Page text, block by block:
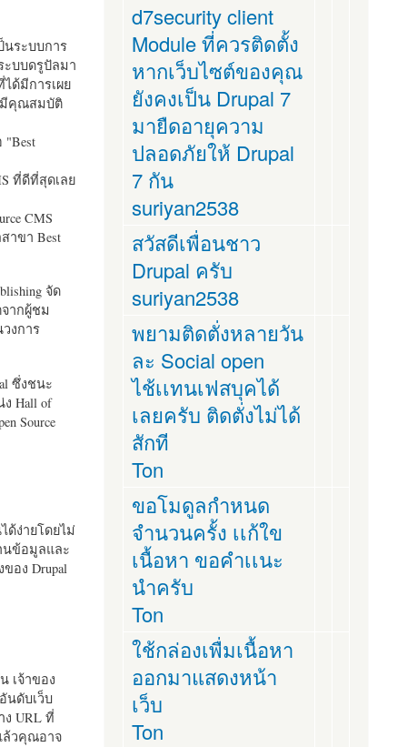
นระบบการ
ะบบดรูปัลมา
ด้มีการเผย
มีคุณสมบัติ
"Best
ที่ดีที่สุดเลย
CMS
าขา Best
จัด
ากผู้ชม
งการ
ซึ่งชนะ
Hall of
Source
ด้ง่ายโดยไม่
นข้อมูลและ
อง Drupal
เจ้าของ
นดับเว็บ
URL ที่
ล้วคุณอาจ
d7security client
Module ที่ควรติดตั้ง
หากเว็บไซต์ของคุณ
ยังคงเป็น Drupal 7
มายืดอายุความ
ปลอดภัยให้ Drupal
7 กัน
suriyan2538
สวัสดีเพื่อนชาว
Drupal ครับ
suriyan2538
พยามติดตั่งหลายวัน
ละ Social open
ไช้เเทนเฟสบุคได้
เลยครับ ติดตั่งไม่ได้
สักที
Ton
ขอโมดูลกำหนด
จำนวนครั้ง เเก้ใข
เนื้อหา ขอคำเเนะ
นำครับ
Ton
ใช้กล่องเพื่มเนื้อหา
ออกมาแสดงหน้า
เว็บ
Ton